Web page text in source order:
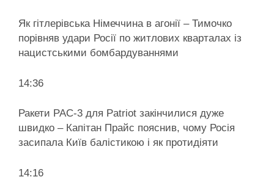
Як гітлерівська Німеччина в агонії – Тимочко
порівняв удари Росії по житлових кварталах із
нацистськими бомбардуваннями
14:36
Ракети PAC-3 для Patriot закінчилися дуже
швидко – Капітан Прайс пояснив, чому Росія
засипала Київ балістикою і як протидіяти
14:16